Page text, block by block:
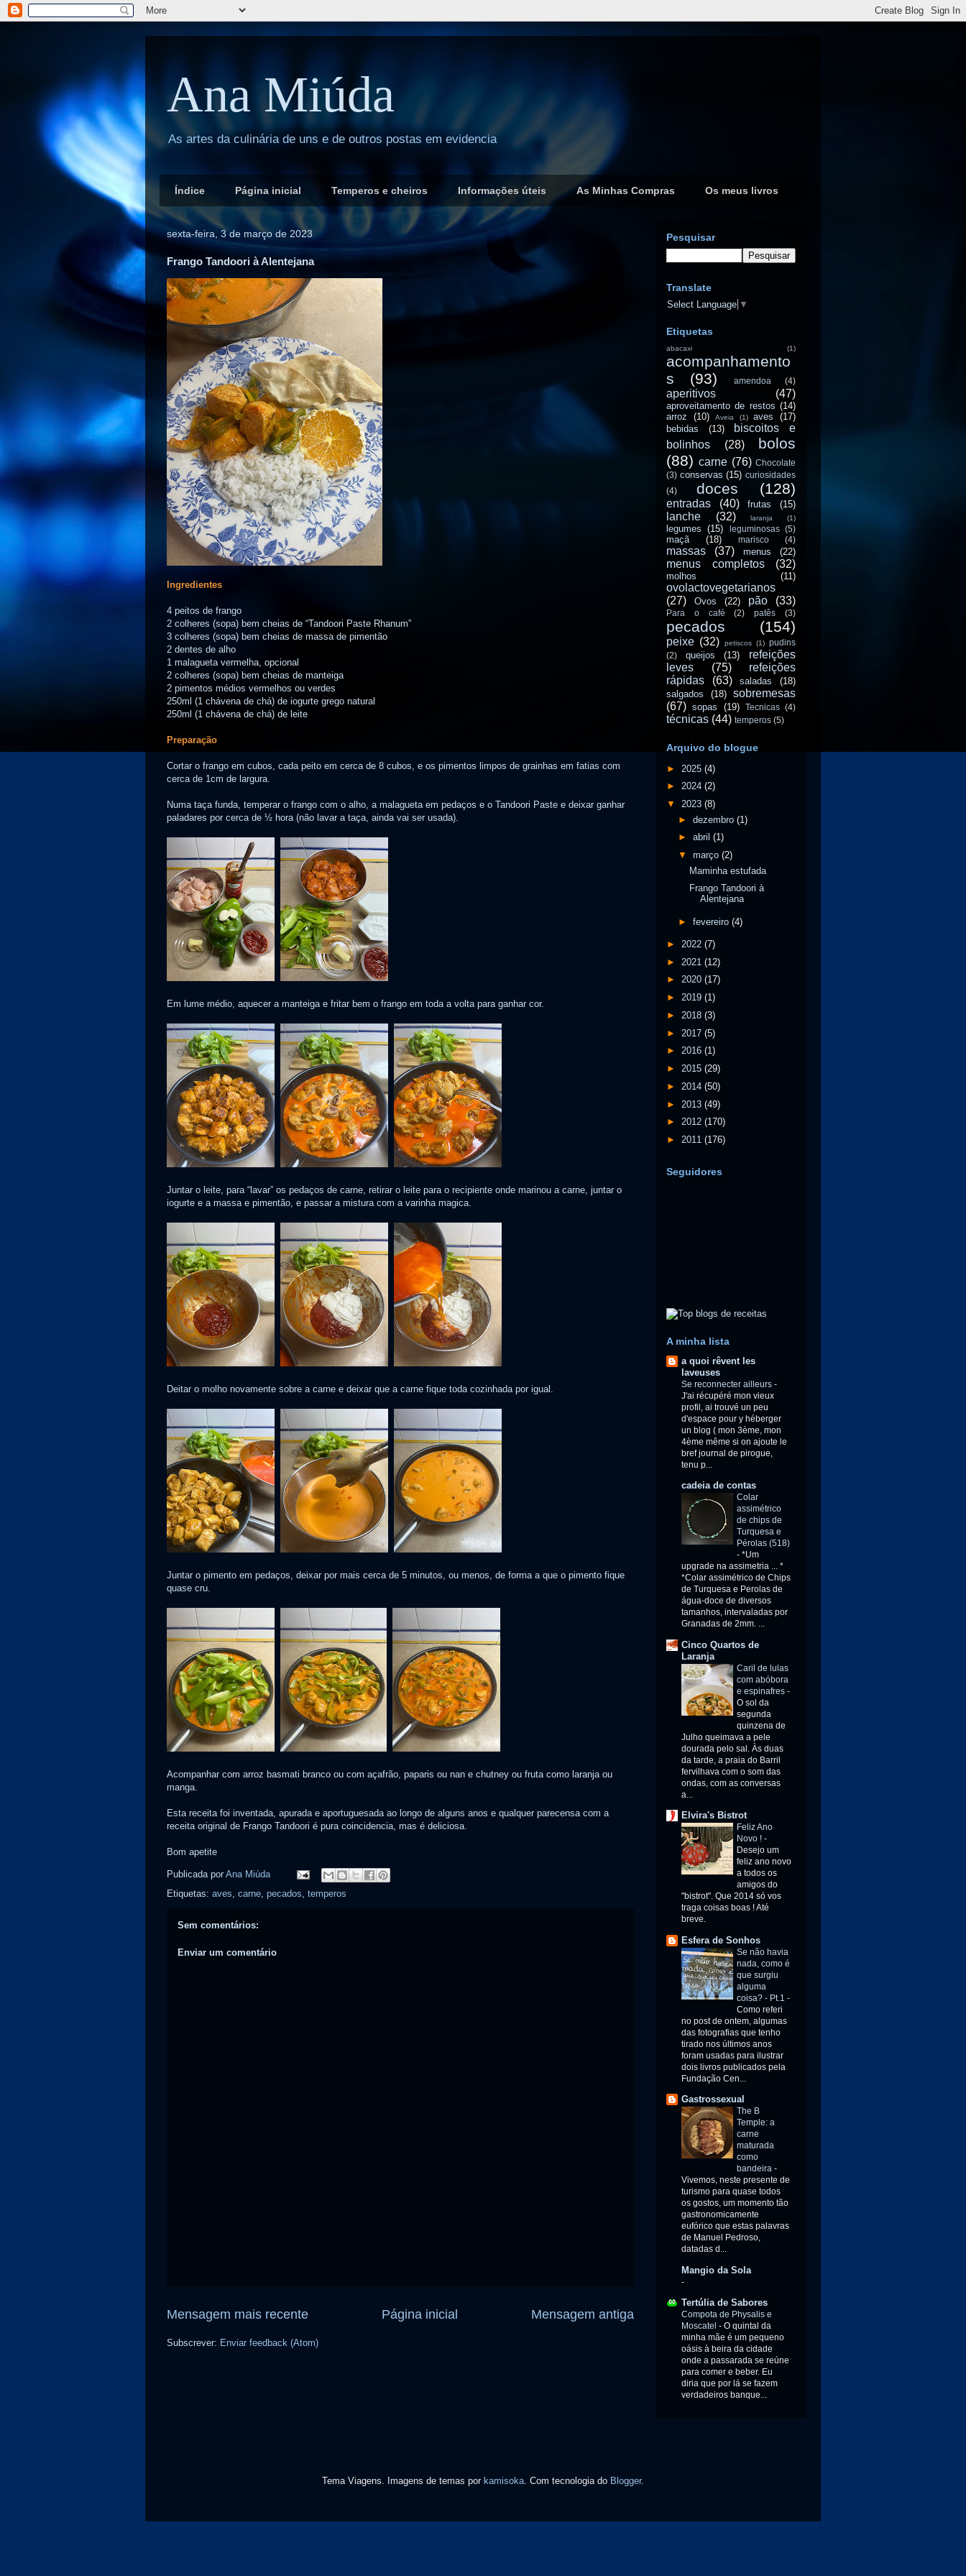
Ana Miúda
As artes da culinária de uns e de outros postas em evidencia
Índice Página inicial Temperos e cheiros Informações úteis As Minhas Compras Os meus livros
sexta-feira, 3 de março de 2023
Frango Tandoori à Alentejana
Ingredientes
4 peitos de frango
2 colheres (sopa) bem cheias de “Tandoori Paste Rhanum”
3 colheres (sopa) bem cheias de massa de pimentão
2 dentes de alho
1 malagueta vermelha, opcional
2 colheres (sopa) bem cheias de manteiga
2 pimentos médios vermelhos ou verdes
250ml (1 chávena de chá) de iogurte grego natural
250ml (1 chávena de chá) de leite
Preparação
Cortar o frango em cubos, cada peito em cerca de 8 cubos, e os pimentos limpos de grainhas em fatias com
cerca de 1cm de largura.
Numa taça funda, temperar o frango com o alho, a malagueta em pedaços e o Tandoori Paste e deixar ganhar
paladares por cerca de ½ hora (não lavar a taça, ainda vai ser usada).
Em lume médio, aquecer a manteiga e fritar bem o frango em toda a volta para ganhar cor.
Juntar o leite, para “lavar” os pedaços de carne, retirar o leite para o recipiente onde marinou a carne, juntar o
iogurte e a massa e pimentão, e passar a mistura com a varinha magica.
Deitar o molho novamente sobre a carne e deixar que a carne fique toda cozinhada por igual.
Juntar o pimento em pedaços, deixar por mais cerca de 5 minutos, ou menos, de forma a que o pimento fique
quase cru.
Acompanhar com arroz basmati branco ou com açafrão, paparis ou nan e chutney ou fruta como laranja ou
manga.
Esta receita foi inventada, apurada e aportuguesada ao longo de alguns anos e qualquer parecensa com a
receita original de Frango Tandoori é pura coincidencia, mas é deliciosa.
Bom apetite
Publicada por Ana Miúda
Etiquetas: aves, carne, pecados, temperos
Sem comentários:
Enviar um comentário
Mensagem mais recente Mensagem antiga
Página inicial
Subscrever: Enviar feedback (Atom)
Pesquisar
Translate
Select Language ▼
Etiquetas
abacaxi (1)
acompanhamento
s
(93) amendoa (4)
aperitivos (47)
aproveitamento de restos (14)
arroz
(10) Aveia (1) aves
(17)
bebidas
(13)
biscoitos e
bolinhos
(28)
bolos
(88) carne (76) Chocolate
(3) conservas (15) curiosidades
(4)
doces (128)
entradas (40) frutas (15)
lanche (32) laranja (1)
legumes (15) leguminosas (5)
maçã (18) marisco (4)
massas (37) menus (22)
menus completos (32)
molhos (11)
ovolactovegetarianos
(27)
Ovos (22) pão (33)
Para o café (2) patês (3)
pecados (154)
peixe (32) petiscos (1) pudins
(2)
queijos (13)
refeições
leves
(75)
refeições
rápidas
(63) saladas
(18)
salgados
(18)
sobremesas
(67) sopas (19) Tecnicas (4)
técnicas (44) temperos (5)
Arquivo do blogue
► 2025 (4)
► 2024 (2)
▼ 2023 (8)
► dezembro (1)
► abril (1)
▼ março (2)
Maminha estufada
Frango Tandoori à
Alentejana
► fevereiro (4)
► 2022 (7)
► 2021 (12)
► 2020 (17)
► 2019 (1)
► 2018 (3)
► 2017 (5)
► 2016 (1)
► 2015 (29)
► 2014 (50)
► 2013 (49)
► 2012 (170)
► 2011 (176)
Seguidores
A minha lista
a quoi rêvent les
laveuses
Se reconnecter ailleurs -
J'ai récupéré mon vieux
profil, ai trouvé un peu
d'espace pour y héberger
un blog ( mon 3ème, mon
4ème même si on ajoute le
bref journal de pirogue,
tenu p...
cadeia de contas
Colar
assimétrico
de chips de
Turquesa e
Pérolas (518)
- *Um
upgrade na assimetria ... *
*Colar assimétrico de Chips
de Turquesa e Perolas de
água-doce de diversos
tamanhos, intervaladas por
Granadas de 2mm. ...
Cinco Quartos de
Laranja
Caril de lulas
com abóbora
e espinafres -
O sol da
segunda
quinzena de
Julho queimava a pele
dourada pelo sal. Às duas
da tarde, a praia do Barril
fervilhava com o som das
ondas, com as conversas
a...
Elvira's Bistrot
Feliz Ano
Novo ! -
Desejo um
feliz ano novo
a todos os
amigos do
"bistrot". Que 2014 só vos
traga coisas boas ! Até
breve.
Esfera de Sonhos
Se não havia
nada, como é
que surgiu
alguma
coisa? - Pt.1 -
Como referi
no post de ontem, algumas
das fotografias que tenho
tirado nos últimos anos
foram usadas para ilustrar
dois livros publicados pela
Fundação Cen...
Gastrossexual
The B
Temple: a
carne
maturada
como
bandeira -
Vivemos, neste presente de
turismo para quase todos
os gostos, um momento tão
gastronomicamente
eufórico que estas palavras
de Manuel Pedroso,
datadas d...
Mangio da Sola
-
Tertúlia de Sabores
Compota de Physalis e
Moscatel - O quintal da
minha mãe é um pequeno
oásis à beira da cidade
onde a passarada se reúne
para comer e beber. Eu
diria que por lá se fazem
verdadeiros banque...
Tema Viagens. Imagens de temas por kamisoka . Com tecnologia do Blogger.